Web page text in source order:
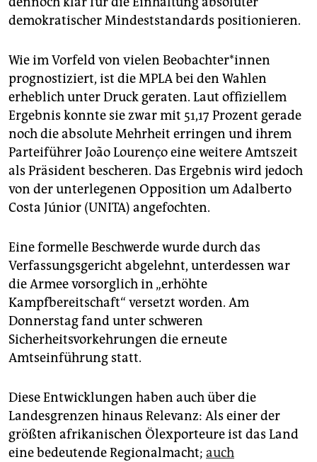
demokratischer Mindeststandards positionieren.
Wie im Vorfeld von vielen Be­ob­ach­te­r*in­nen
prognostiziert, ist die MPLA bei den Wahlen
erheblich unter Druck geraten. Laut offiziellem
Ergebnis konnte sie zwar mit 51,17 Prozent gerade
noch die absolute Mehrheit erringen und ihrem
Parteiführer João Lourenço eine weitere Amtszeit
als Präsident bescheren. Das Ergebnis wird jedoch
von der unterlegenen Opposition um Adalberto
Costa Júnior (UNITA) angefochten.
Eine formelle Beschwerde wurde durch das
Verfassungsgericht abgelehnt, unterdessen war
die Armee vorsorglich in „erhöhte
Kampfbereitschaft“ versetzt worden. Am
Donnerstag fand unter schweren
Sicherheitsvorkehrungen die erneute
Amtseinführung statt.
Diese Entwicklungen haben auch über die
Landesgrenzen hinaus Relevanz: Als einer der
größten afrikanischen Ölexporteure ist das Land
eine bedeutende Regionalmacht; auch